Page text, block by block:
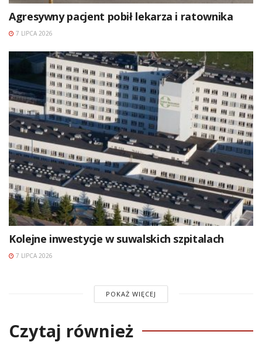
Agresywny pacjent pobił lekarza i ratownika
7 LIPCA 2026
Kolejne inwestycje w suwalskich szpitalach
7 LIPCA 2026
POKAŻ WIĘCEJ
Czytaj również